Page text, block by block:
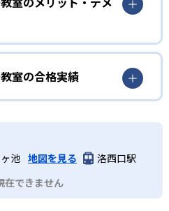
に用意されている。
達段階に応じたカリキ
中学生コースまで、年齢や発
標と学びの流れを設定。未就
く聞く」→「声に出す」
テップや、小学生のフォニッ
を音声化する方法）指導、中
用的なテーマや課題に取り組
ケーション能力を上げる教育
とした親子参加型レッスン。
abc』を見ながら英語の歌やア
ィやゲームを通じて英語の音
分という短時間ながら集中して
親子のコミュニケーションを
2
のことを話す」の3ステップ
）での表現力を習得。週1回
ットがある?
最大のメリットは、年齢・発達
系と独自開発教材により、段
話す」「読む」「書く」の英
英語のプロが監修したオリジ
、「CLIL」（英語の4技能を高
習ツールを活用し、楽しみな
につけられる。全国に展開す
ッスンや地域に適したサポー
ループレッスンで一人ひとり
室の合格実績
格実績を公式サイトで公開し
池 地図を見る
洛西口駅
在できません